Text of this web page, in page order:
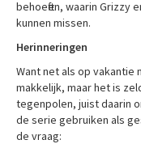
behoeften, waarin Grizzy
kunnen missen.
Herinneringen
Want net als op vakantie
makkelijk, maar het is
tegenpolen, juist daarin
de serie gebruiken als
de vraag: